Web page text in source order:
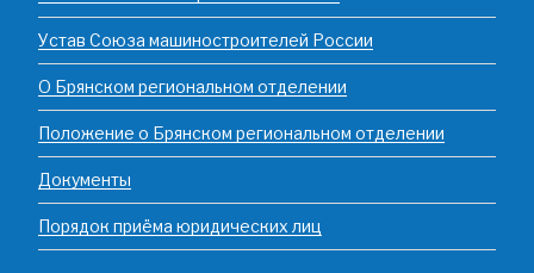
Устав Союза машиностроителей России
О Брянском региональном отделении
Положение о Брянском региональном отделении
Документы
Порядок приёма юридических лиц